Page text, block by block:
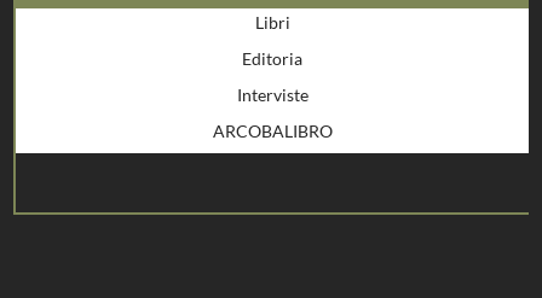
Libri
Editoria
Interviste
ARCOBALIBRO